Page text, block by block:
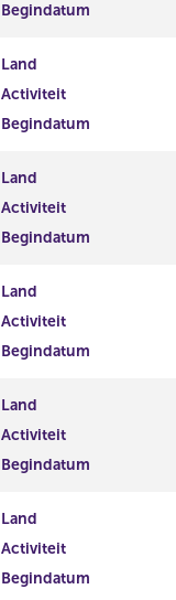
Begindatum
Land
Activiteit
Begindatum
Land
Activiteit
Begindatum
Land
Activiteit
Begindatum
Land
Activiteit
Begindatum
Land
Activiteit
Begindatum